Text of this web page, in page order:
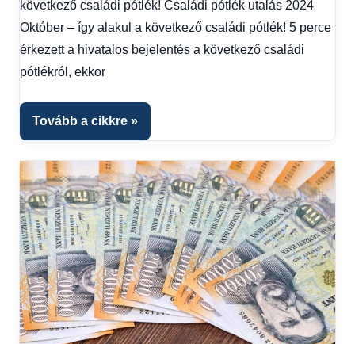
Egyéb,
Friss
hírek ,
következő családi pótlék! Családi pótlék utalás 2024
Október – így alakul a következő családi pótlék! 5 perce
érkezett a hivatalos bejelentés a következő családi
pótlékról, ekkor
Tovább a cikkre